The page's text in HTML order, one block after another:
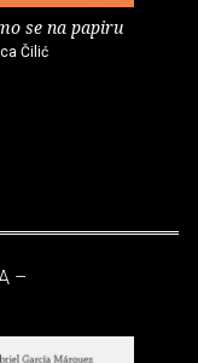
se na papiru
Čilić
–